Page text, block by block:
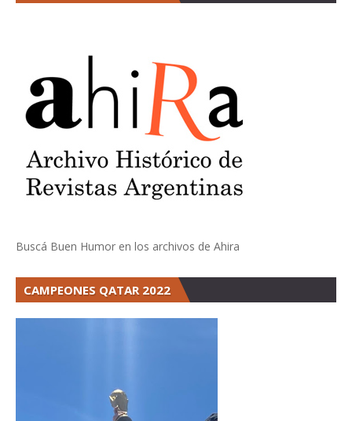
Buscá Buen Humor en los archivos de Ahira
CAMPEONES QATAR 2022